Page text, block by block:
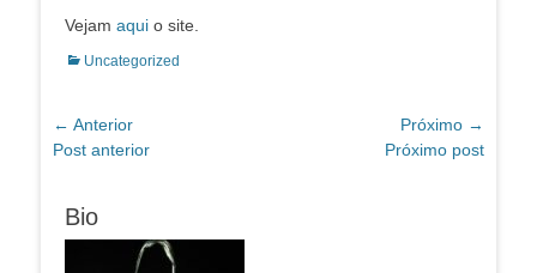
Vejam aqui o site.
Categorias:
Uncategorized
Navegação
de
← Anterior
Post
Post anterior
Próximo →
Próximo post
Bio